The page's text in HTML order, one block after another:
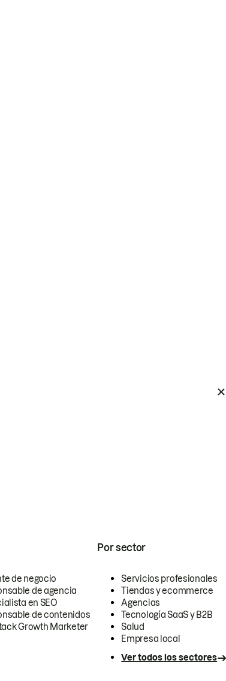
de negocio
de agencia
en SEO
de contenidos
Growth Marketer
Por sector
Servicios profesionales
Tiendas y ecommerce
Agencias
Tecnología SaaS y B2B
Salud
Empresa local
Ver todos los sectores